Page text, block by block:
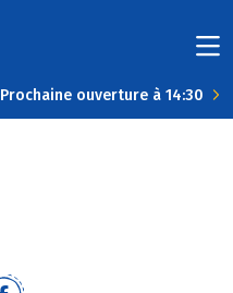
Prochaine ouverture à 14:30